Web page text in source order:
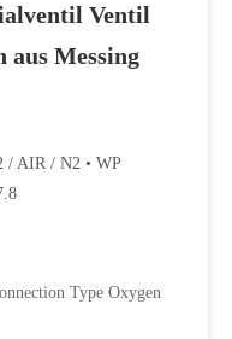
Ventil
aus Messing
/ AIR / N2 • WP
Type Oxygen